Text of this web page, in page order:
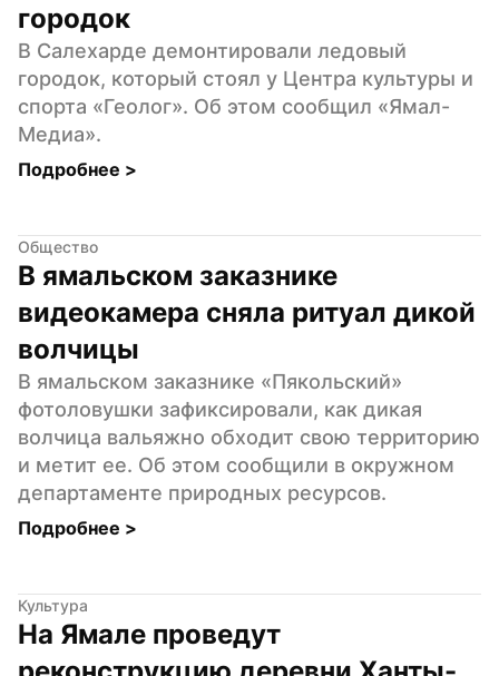
городок
В Салехарде демонтировали ледовый
городок, который стоял у Центра культуры и
спорта «Геолог». Об этом сообщил «Ямал-
Медиа».
Подробнее >
Общество
В ямальском заказнике
видеокамера сняла ритуал дикой
волчицы
В ямальском заказнике «Пякольский»
фотоловушки зафиксировали, как дикая
волчица вальяжно обходит свою территорию
и метит ее. Об этом сообщили в окружном
департаменте природных ресурсов.
Подробнее >
Культура
На Ямале проведут